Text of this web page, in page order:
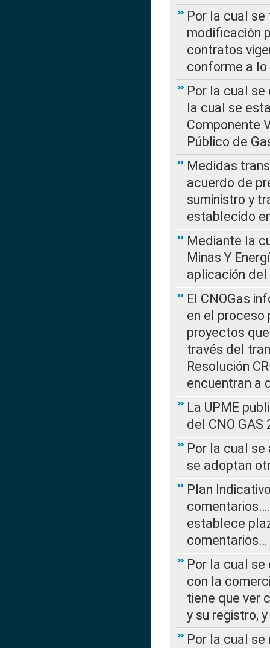
Por la cual
modificación
contratos
conforme a lo
Por la cual se
la cual se
Componente
Público de
Medidas
acuerdo de
suministro y
establecido
Mediante la
Minas Y
aplicación
El CNOGas
en el proceso
proyectos
través del
Resolución
encuentran a
La UPME
del CNO
Por la cual
se adoptan
Plan
establece
comentarios…
Por la cual
con la
tiene que ver
y su registro,
Por la cual